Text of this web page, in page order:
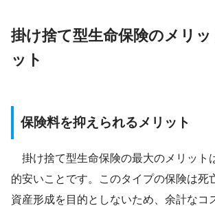
掛け捨て型生命保険のメリ
ット
保険料を抑えられるメリット
掛け捨て型生命保険の最大のメリット
的安いことです。このタイプの保険は死
資産形成を目的としないため、余計なコ